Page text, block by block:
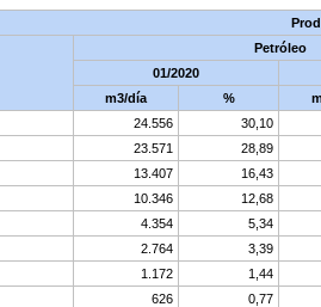
Petróleo
01/2020
m3/día
%
24.556
30,10
23.571
28,89
13.407
16,43
10.346
12,68
4.354
5,34
2.764
3,39
1.172
1,44
626
0,77